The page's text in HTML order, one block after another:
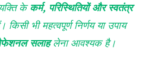
केकर्म, परिस्थितियों और स्वतंत्र
भी महत्वपूर्ण निर्णय या उपाय
सलाहलेना आवश्यक है।